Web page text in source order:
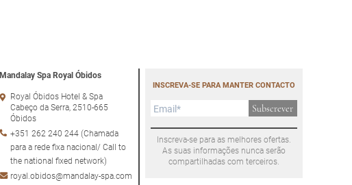
Mandalay Spa Royal Óbidos
Royal Óbidos Hotel & Spa
Cabeço da Serra, 2510-665
Óbidos
+351 262 240 244 (Chamada
para a rede fixa nacional/ Call to
the national fixed network)
royal.obidos@mandalay-spa.com
INSCREVA-SE PARA MANTER CONTACTO
Subscrever
Inscreva-se para as melhores ofertas.
As suas informações nunca serão
compartilhadas com terceiros.